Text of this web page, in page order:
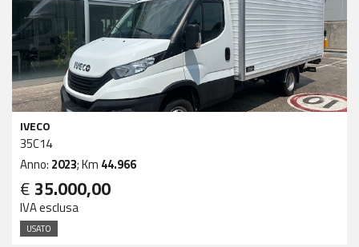
IVECO
35C14
Anno: 2023; Km 44.966
€ 35.000,00
IVA esclusa
USATO